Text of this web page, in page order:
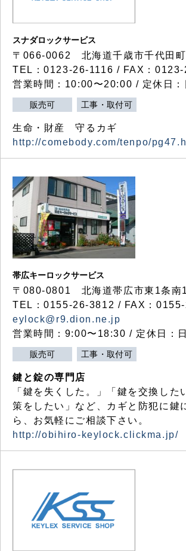
スナダロックサービス
〒066-0062 北海道千歳市千代田
TEL：0123-26-1116 / FAX：
営業時間：10:00〜20:00 / 定休日：
販売可 工事・取付可
生命・財産 守るカギ
http://comebody.com/tenpo/
帯広キーロックサービス
〒080-0801 北海道帯広市東1条南
TEL：0155-26-3812 / FAX：
eylock@r9.dion.ne.jp
営業時間：9:00〜18:30 / 定休日：
販売可 工事・取付可
鍵と錠の専門店
「鍵を失くした。」「鍵を交換した
策をしたい」など、カギと防犯に鍵
ら、お気軽にご相談下さい。
http://obihiro-keylock.clickma.jp/